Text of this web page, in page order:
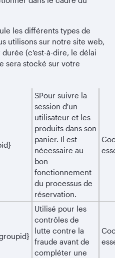
les différents types de
utilisons sur notre site web,
(c'est-à-dire, le délai
sera stocké sur votre
SPour suivre la
session d'un
utilisateur et les
produits dans son
panier. Il est
nécessaire au
bon
fonctionnement
du processus de
réservation.
Utilisé pour les
contrôles de
lutte contre la
fraude avant de
compléter une